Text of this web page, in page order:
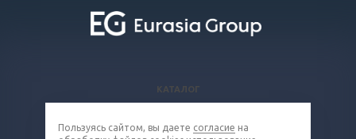
КАТАЛОГ
КОМПАНИЯ
Пользуясь сайтом, вы даете согласие на